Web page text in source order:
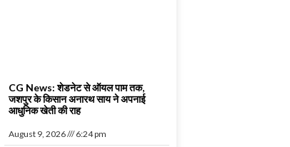
CG News: शेडनेट से ऑयल पाम तक,
जशपुर के किसान अनारथ साय ने अपनाई
आधुनिक खेती की राह
August 9, 2026 6:24 pm